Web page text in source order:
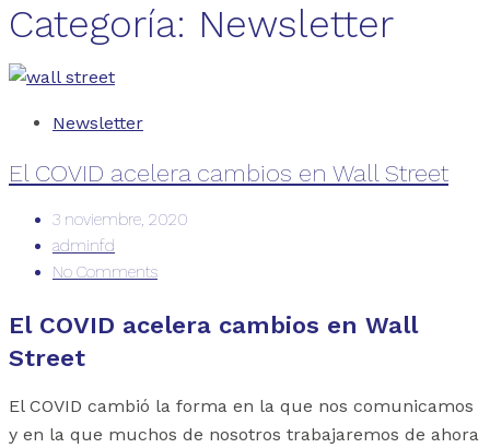
Categoría: Newsletter
Newsletter
El COVID acelera cambios en Wall Street
3 noviembre, 2020
adminfd
No Comments
El COVID acelera cambios en Wall
Street
El COVID cambió la forma en la que nos comunicamos
y en la que muchos de nosotros trabajaremos de ahora